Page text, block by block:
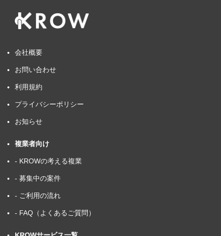
会社概要
お問い合わせ
利用規約
プライバシーポリシー
お知らせ
複業者向け
- KROWの考える複業
- 募集中の案件
- ご利用の流れ
- FAQ（よくあるご質問）